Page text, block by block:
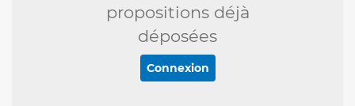
propositions déjà
déposées
Connexion